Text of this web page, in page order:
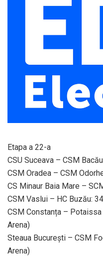
Etapa a 22-a
CSU Suceava – CSM
CSM Oradea – CSM
CS Minaur Baia Mare –
CSM Vaslui – HC Buzău:
CSM Constanța –
Arena)
Steaua București – CSM
Arena)